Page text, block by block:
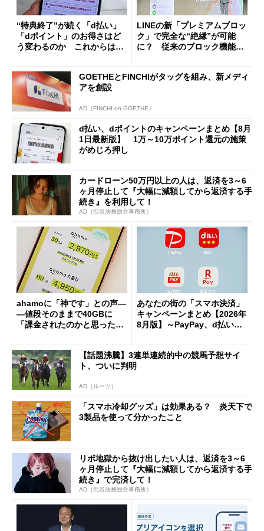
“特典終了”が続く「d払い」
「dポイント」のお得さはど
う変わるのか これからは
LINEの新「プレミアムブロッ
ク」で完全な“絶縁”が可能
に？ 従来のブロック機能と
GOETHEとFINCHIがタッグを組み、新メディ
アを創設
AD（FINCHI on GOETHE）
d払い、dポイントのキャンペーンまとめ【8月
1日最新版】 1万～10万ポイント還元の施策
がめじろ押し
カードローン50万円以上の人は、返済を3～6
ヶ月停止して『大幅に減額してから返済する手
続き』を利用して！
AD（渋谷法務総合事務所）
ahamoに「神です」との声―
―値段そのままで40GBに
「課金されたのかと思った」
あなたの街の「スマホ決済」
キャンペーンまとめ【2026年
8月版】～PayPay、d払い、a
【話題沸騰】3連単連続的中の競馬予想サイ
ト、ついに判明
AD（ルーツ）
「スマホ冷却グッズ」は効果ある？ 炎天下で
3製品を使って分かったこと
リボ地獄から抜け出したい人は、返済を3～6
ヶ月停止して『大幅に減額してから返済する手
続き』で完済して！
AD（渋谷法務総合事務所）